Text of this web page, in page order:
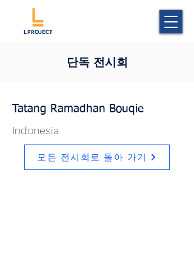
단독 전시회
Tatang Ramadhan Bouqie
Indonesia
모든 전시회로 돌아 가기